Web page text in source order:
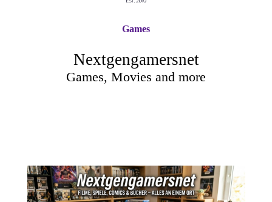
Nextgengamersnet
Games, Movies and more
Games